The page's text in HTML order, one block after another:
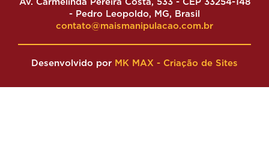
- Pedro Leopoldo, MG, Brasil
contato@maismanipulacao.com.br
Desenvolvido por MK MAX - Criação de Sites